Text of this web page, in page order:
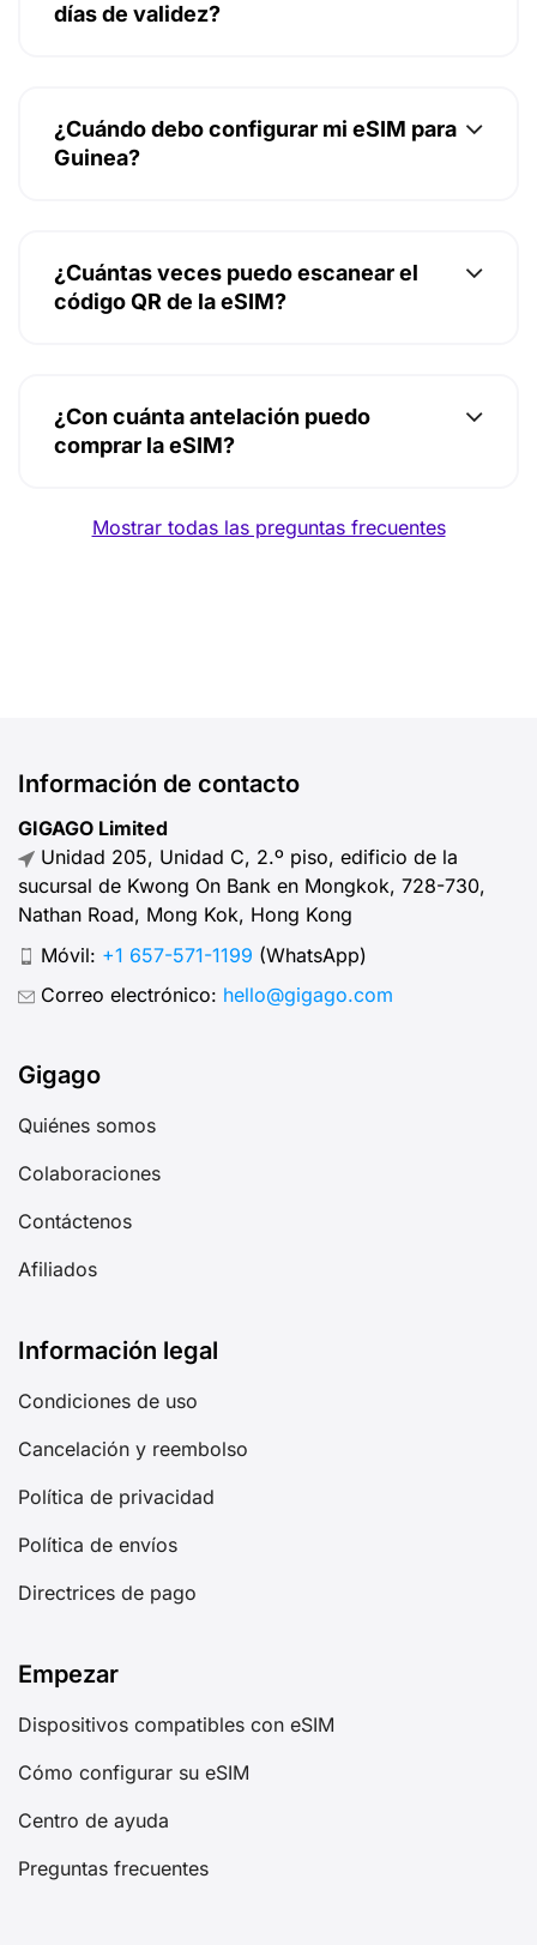
días de validez?
¿Cuándo debo configurar mi eSIM para
Guinea?
¿Cuántas veces puedo escanear el
código QR de la eSIM?
¿Con cuánta antelación puedo
comprar la eSIM?
Mostrar todas las preguntas frecuentes
Información de contacto
GIGAGO Limited
Unidad 205, Unidad C, 2.º piso, edificio de la
sucursal de Kwong On Bank en Mongkok, 728-730,
Nathan Road, Mong Kok, Hong Kong
Móvil: +1 657-571-1199 (WhatsApp)
Correo electrónico: hello@gigago.com
Gigago
Quiénes somos
Colaboraciones
Contáctenos
Afiliados
Información legal
Condiciones de uso
Cancelación y reembolso
Política de privacidad
Política de envíos
Directrices de pago
Empezar
Dispositivos compatibles con eSIM
Cómo configurar su eSIM
Centro de ayuda
Preguntas frecuentes